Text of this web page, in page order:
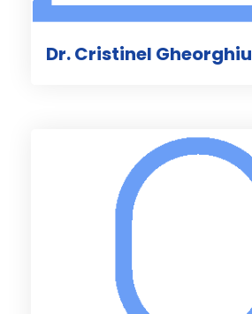
Dr. Cristinel Gheorghiu